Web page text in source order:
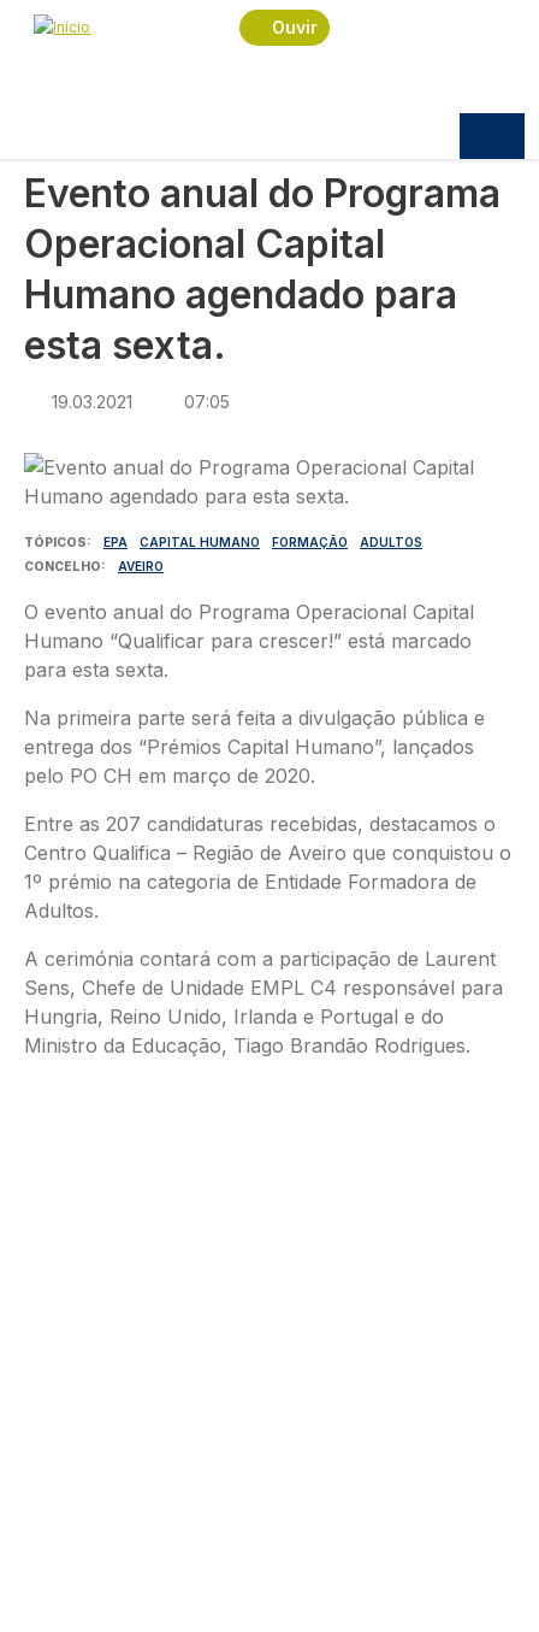
Passar para o conteúdo principal
Ouvir
Navegação estrutural
Início
Sociedade
Evento anual do Programa Operacional Capital
Evento anual do Programa
Operacional Capital
Humano agendado para
esta sexta.
19.03.2021 07:05
Imagem
TÓPICOS EPA CAPITAL HUMANO FORMAÇÃO
ADULTOS
CONCELHO
AVEIRO
O evento anual do Programa Operacional Capital
Humano “Qualificar para crescer!” está marcado
para esta sexta.
Na primeira parte será feita a divulgação pública e
entrega dos “Prémios Capital Humano”, lançados
pelo PO CH em março de 2020.
Entre as 207 candidaturas recebidas, destacamos o
Centro Qualifica – Região de Aveiro que conquistou o
1º prémio na categoria de Entidade Formadora de
Adultos.
A cerimónia contará com a participação de Laurent
Sens, Chefe de Unidade EMPL C4 responsável para
Hungria, Reino Unido, Irlanda e Portugal e do
Ministro da Educação, Tiago Brandão Rodrigues.